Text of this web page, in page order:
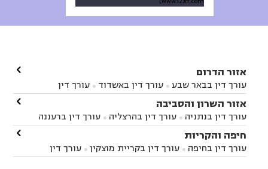
אזור הדרום
עורך דין בבאר שבע  עורך דין באשדוד 
עורך דין
באשקלון
עורך דין בבאר טוביה עורך דין בגן יבנה
עורך דין בניר הבנים עורך דין בערד
זיקים
עורך דין בנתיבות עורך דין בקרית מלאכי

אזור השרון והסביבה
עורך דין בנתניה  עורך דין בהרצליה  עורך דין ברעננה
עורך דין בחדרה עורך דין בכפר סבא
עורך דין בהוד
השרון
עורך דין באבן יהודה
עורך דין בחריש עורך דין בקיסריה עורך דין בקדימה

חיפה והקריות
עורך דין בחיפה  עורך דין בקריית מוצקין 
עורך דין
בקרית מוצקין
עורך דין בקריית אתא
עורך דין
